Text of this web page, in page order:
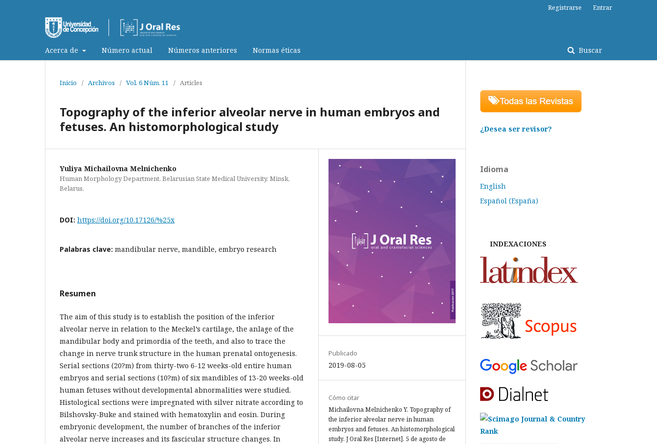
Acerca de Número actual Números anteriores Normas éticas Buscar
Registrarse Entrar
Inicio / Archivos / Vol. 6 Núm. 11 / Articles
Topography of the inferior alveolar nerve in human embryos and
fetuses. An histomorphological study
Yuliya Michailovna Melnichenko
Human Morphology Department, Belarusian State Medical University, Minsk,
Belarus.
DOI: https://doi.org/10.17126/%25x
Palabras clave: mandibular nerve, mandible, embryo research
Resumen
The aim of this study is to establish the position of the inferior
alveolar nerve in relation to the Meckel’s cartilage, the anlage of the
mandibular body and primordia of the teeth, and also to trace the
change in nerve trunk structure in the human prenatal ontogenesis.
Serial sections (20?m) from thirty-two 6-12 weeks-old entire human
embryos and serial sections (10?m) of six mandibles of 13-20 weeks-old
human fetuses without developmental abnormalities were studied.
Histological sections were impregnated with silver nitrate according to
Bilshovsky-Buke and stained with hematoxylin and eosin. During
embryonic development, the number of branches of the inferior
alveolar nerve increases and its fascicular structure changes. In
Publicado
2019-08-05
Cómo citar
Michailovna Melnichenko Y. Topography of
the inferior alveolar nerve in human
embryos and fetuses. An histomorphological
study. J Oral Res [Internet]. 5 de agosto de
¿Desea ser revisor?
Idioma
English
Español (España)
INDEXACIONES